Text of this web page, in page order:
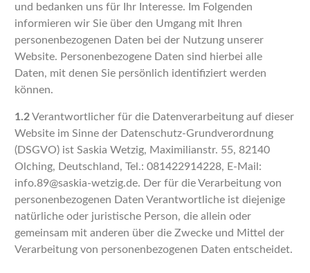
und bedanken uns für Ihr Interesse. Im Folgenden
informieren wir Sie über den Umgang mit Ihren
personenbezogenen Daten bei der Nutzung unserer
Website. Personenbezogene Daten sind hierbei alle
Daten, mit denen Sie persönlich identifiziert werden
können.
1.2Verantwortlicher für die Datenverarbeitung auf dieser
Website im Sinne der Datenschutz-Grundverordnung
(DSGVO) ist Saskia Wetzig, Maximilianstr. 55, 82140
Olching, Deutschland, Tel.: 081422914228, E-Mail:
info.89@saskia-wetzig.de. Der für die Verarbeitung von
personenbezogenen Daten Verantwortliche ist diejenige
natürliche oder juristische Person, die allein oder
gemeinsam mit anderen über die Zwecke und Mittel der
Verarbeitung von personenbezogenen Daten entscheidet.